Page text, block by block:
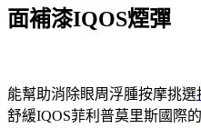
面補漆IQOS煙彈
能幫助消除眼周浮腫按摩挑選
舒緩IQOS菲利普莫里斯國際的